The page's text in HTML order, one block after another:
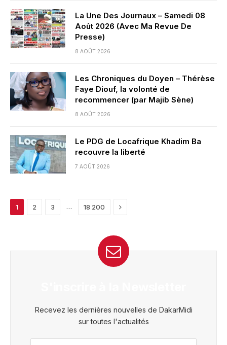
La Une Des Journaux – Samedi 08
Août 2026 (Avec Ma Revue De
Presse)
8 AOÛT 2026
Les Chroniques du Doyen – Thérèse
Faye Diouf, la volonté de
recommencer (par Majib Sène)
8 AOÛT 2026
Le PDG de Locafrique Khadim Ba
recouvre la liberté
7 AOÛT 2026
1 2 3 … 18 200 Next
Recevez les dernières nouvelles de DakarMidi
sur toutes l'actualités